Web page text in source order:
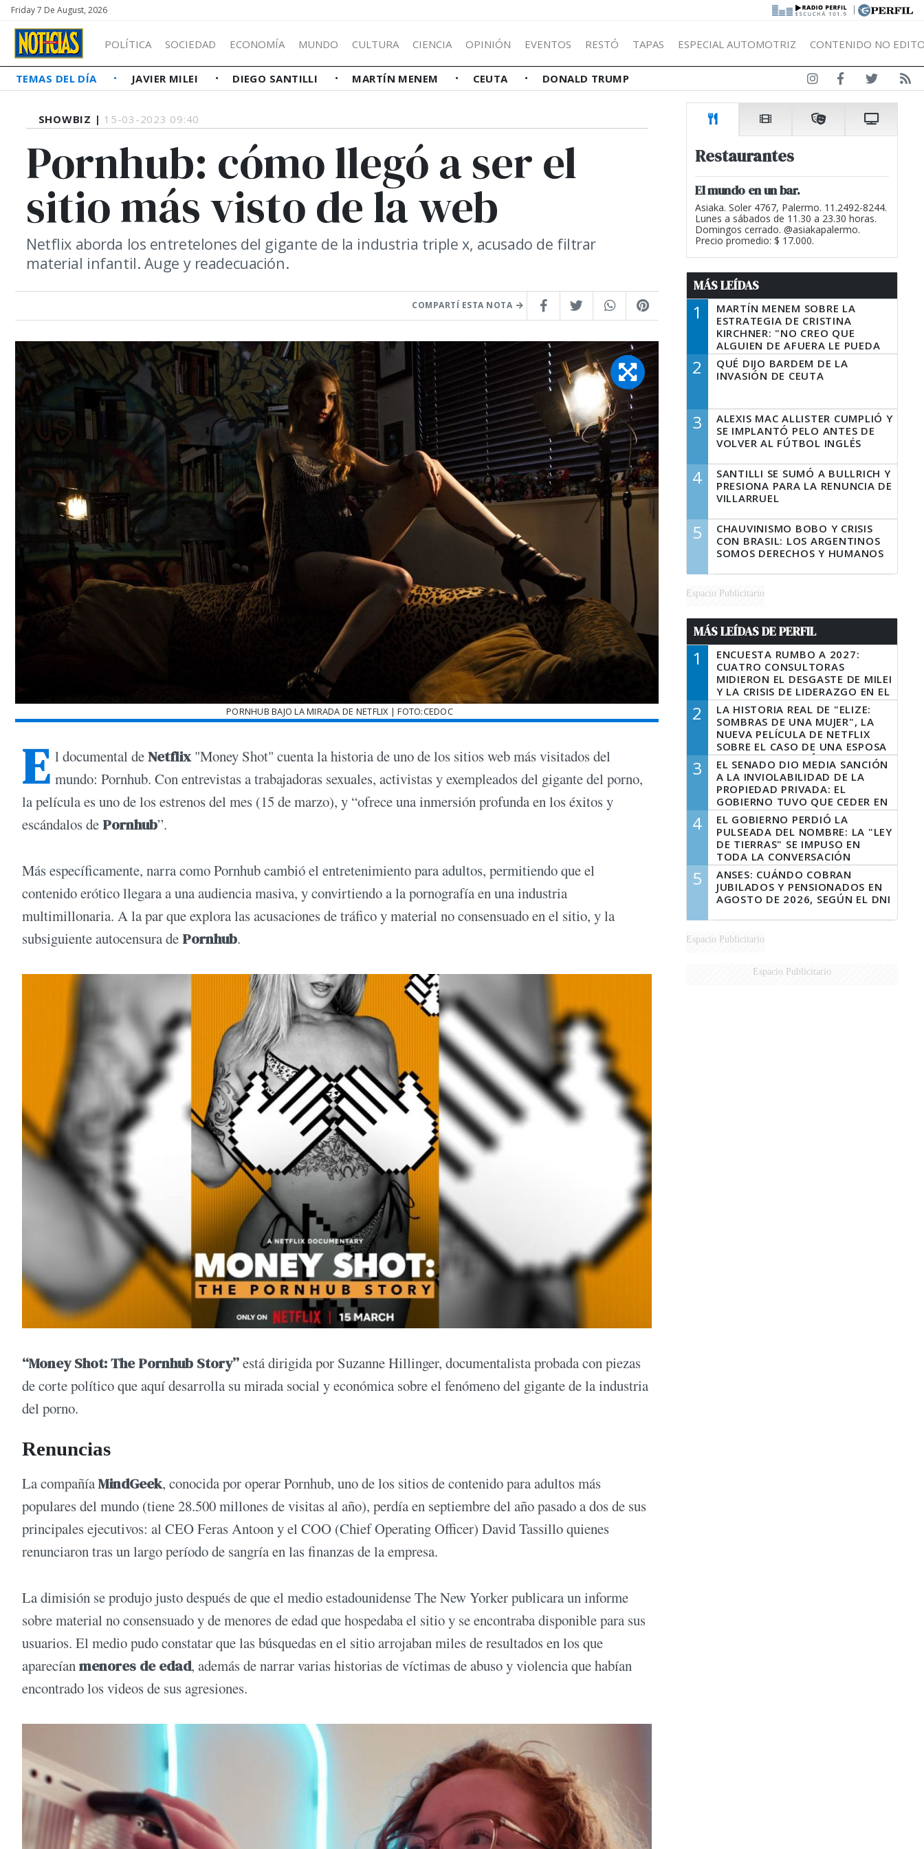
Friday 7 De August, 2026 |
POLÍTICA SOCIEDAD ECONOMÍA MUNDO CULTURA CIENCIA OPINIÓN EVENTOS RESTÓ TAPAS ESPECIAL AUTOMOTRIZ CONTENIDO NO
TEMAS DEL DÍA JAVIER MILEI DIEGO SANTILLI MARTÍN MENEM CEUTA DONALD TRUMP
SHOWBIZ | 15-03-2023 09:40
Pornhub: cómo llegó a ser el
sitio más visto de la web
Netflix aborda los entretelones del gigante de la industria triple x, acusado de filtrar
material infantil. Auge y readecuación.
COMPARTÍ ESTA NOTA
PORNHUB BAJO LA MIRADA DE NETFLIX | FOTO:CEDOC
E l documental deNetflix"Money Shot" cuenta la historia de uno de los sitios web más visitados del
mundo: Pornhub. Con entrevistas a trabajadoras sexuales, activistas y exempleados del gigante del porno,
la película es uno de los estrenos del mes (15 de marzo), y “ofrece una inmersión profunda en los éxitos y
escándalos de Pornhub”.
Más específicamente, narra como Pornhub cambió el entretenimiento para adultos, permitiendo que el
contenido erótico llegara a una audiencia masiva, y convirtiendo a la pornografía en una industria
multimillonaria. A la par que explora las acusaciones de tráfico y material no consensuado en el sitio, y la
subsiguiente autocensura de Pornhub.
“Money Shot: The Pornhub Story”está dirigida por Suzanne Hillinger, documentalista probada con piezas
de corte político que aquí desarrolla su mirada social y económica sobre el fenómeno del gigante de la industria
del porno.
Renuncias
La compañíaMindGeek, conocida por operar Pornhub, uno de los sitios de contenido para adultos más
populares del mundo (tiene 28.500 millones de visitas al año), perdía en septiembre del año pasado a dos de sus
principales ejecutivos: al CEO Feras Antoon y el COO (Chief Operating Officer) David Tassillo quienes
renunciaron tras un largo período de sangría en las finanzas de la empresa.
La dimisión se produjo justo después de que el medio estadounidense The New Yorker publicara un informe
sobre material no consensuado y de menores de edad que hospedaba el sitio y se encontraba disponible para sus
usuarios. El medio pudo constatar que las búsquedas en el sitio arrojaban miles de resultados en los que
aparecíanmenores de edad, además de narrar varias historias de víctimas de abuso y violencia que habían
encontrado los videos de sus agresiones.
Restaurantes
El mundo en un bar.
Asiaka. Soler 4767, Palermo. 11.2492-8244.
Lunes a sábados de 11.30 a 23.30 horas.
Domingos cerrado. @asiakapalermo.
Precio promedio: $ 17.000.
MÁS LEÍDAS
1
MARTÍN MENEM SOBRE LA
ESTRATEGIA DE CRISTINA
KIRCHNER: "NO CREO QUE
ALGUIEN DE AFUERA LE PUEDA
DECIR A LA JUSTICIA LO QUE
TIENE QUE HACER"
2
QUÉ DIJO BARDEM DE LA
INVASIÓN DE CEUTA
3
ALEXIS MAC ALLISTER CUMPLIÓ Y
SE IMPLANTÓ PELO ANTES DE
VOLVER AL FÚTBOL INGLÉS
4
SANTILLI SE SUMÓ A BULLRICH Y
PRESIONA PARA LA RENUNCIA DE
VILLARRUEL
5
CHAUVINISMO BOBO Y CRISIS
CON BRASIL: LOS ARGENTINOS
SOMOS DERECHOS Y HUMANOS
Espacio Publicitario
MÁS LEÍDAS DE PERFIL
1
ENCUESTA RUMBO A 2027:
CUATRO CONSULTORAS
MIDIERON EL DESGASTE DE MILEI
Y LA CRISIS DE LIDERAZGO EN EL
PERONISMO
2
LA HISTORIA REAL DE "ELIZE:
SOMBRAS DE UNA MUJER", LA
NUEVA PELÍCULA DE NETFLIX
SOBRE EL CASO DE UNA ESPOSA
QUE DESCUARTIZÓ A SU
MARIDO
3
EL SENADO DIO MEDIA SANCIÓN
A LA INVIOLABILIDAD DE LA
PROPIEDAD PRIVADA: EL
GOBIERNO TUVO QUE CEDER EN
LA LEY DEL MANEJO DEL FUEGO
4
EL GOBIERNO PERDIÓ LA
PULSEADA DEL NOMBRE: LA "LEY
DE TIERRAS" SE IMPUSO EN
TODA LA CONVERSACIÓN
DIGITAL
5
ANSES: CUÁNDO COBRAN
JUBILADOS Y PENSIONADOS EN
AGOSTO DE 2026, SEGÚN EL DNI
Espacio Publicitario
Espacio Publicitario